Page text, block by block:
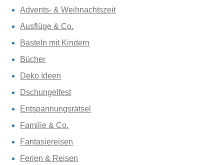
Advents- & Weihnachtszeit
Ausflüge & Co.
Basteln mit Kindern
Bücher
Deko Ideen
Dschungelfest
Entspannungsrätsel
Familie & Co.
Fantasiereisen
Ferien & Reisen